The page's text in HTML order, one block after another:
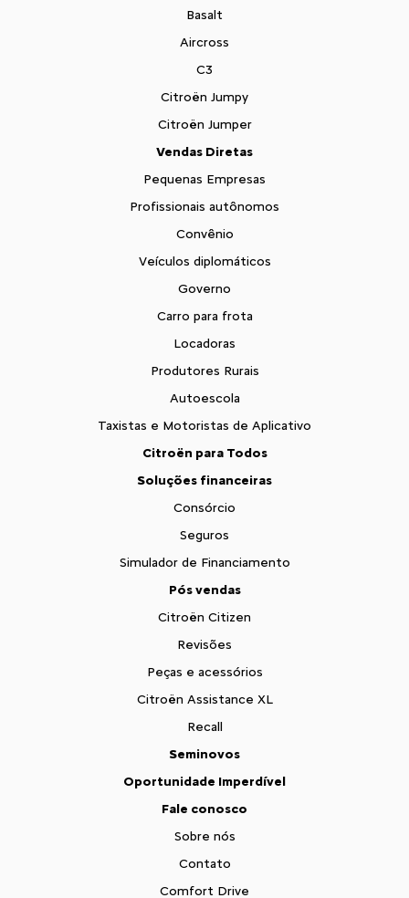
Basalt
Aircross
C3
Citroën Jumpy
Citroën Jumper
Vendas Diretas
Pequenas Empresas
Profissionais autônomos
Convênio
Veículos diplomáticos
Governo
Carro para frota
Locadoras
Produtores Rurais
Autoescola
Taxistas e Motoristas de Aplicativo
Citroën para Todos
Soluções financeiras
Consórcio
Seguros
Simulador de Financiamento
Pós vendas
Citroën Citizen
Revisões
Peças e acessórios
Citroën Assistance XL
Recall
Seminovos
Oportunidade Imperdível
Fale conosco
Sobre nós
Contato
Comfort Drive